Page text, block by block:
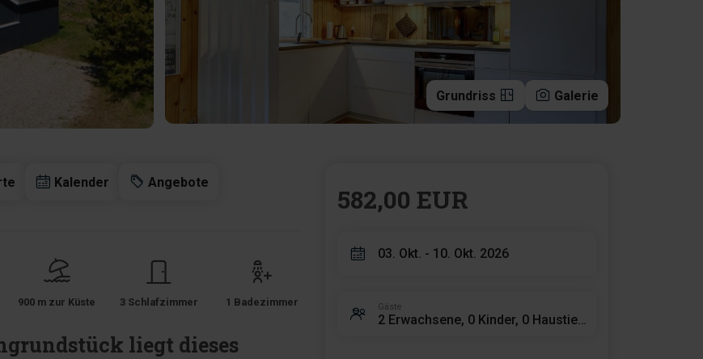
Grundriss Galerie
Kalender Angebote
900 m zur Küste 3 Schlafzimmer 1 Badezimmer
liegt dieses
582,00 EUR
03. Okt. - 10. Okt. 2026
Gäste